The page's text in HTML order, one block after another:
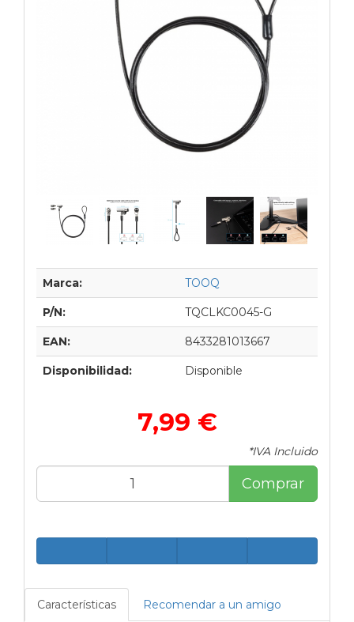
Marca: TOOQ
P/N: TQCLKC0045-G
EAN: 8433281013667
Disponibilidad: Disponible
7,99 €
*IVA Incluido
Comprar
Características Recomendar a un amigo